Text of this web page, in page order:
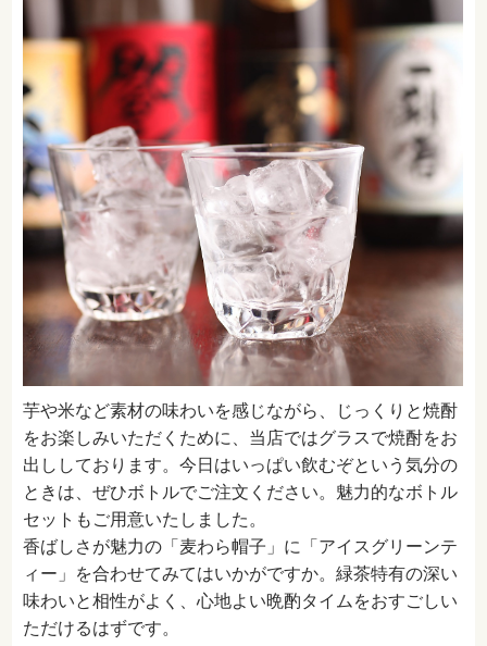
芋や米など素材の味わいを感じながら、じっくりと焼酎
をお楽しみいただくために、当店ではグラスで焼酎をお
出ししております。今日はいっぱい飲むぞという気分の
ときは、ぜひボトルでご注文ください。魅力的なボトル
セットもご用意いたしました。
香ばしさが魅力の「麦わら帽子」に「アイスグリーンテ
ィー」を合わせてみてはいかがですか。緑茶特有の深い
味わいと相性がよく、心地よい晩酌タイムをおすごしい
ただけるはずです。